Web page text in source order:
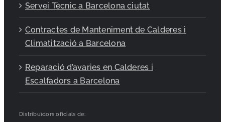
Servei Tècnic a Barcelona ciutat
Contractes de Manteniment de Calderes i
Climatització a Barcelona
Reparació d’avaries en Calderes i
Escalfadors a Barcelona
Distribuïdors oficials de: